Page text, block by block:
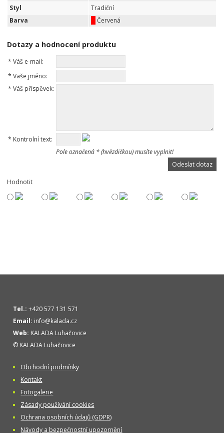
Styl
Tradiční
Barva
Červená
Dotazy a hodnocení produktu
* Váš e-mail:
* Vaše jméno:
* Váš příspěvek:
* Kontrolní text:
Pole označená * (hvězdičkou) musíte vyplnit!
Hodnotit
Tel.: +420 577 131 571
Email: info@kalada.cz
Web: KALADA Luhačovice
© KALADA Luhačovice
Obchodní podmínky
Kontakt
Fotogalerie
Zásady používání cookies
Ochrana osobních údajů (GDPR)
Návody a bezpečnostní upozornění